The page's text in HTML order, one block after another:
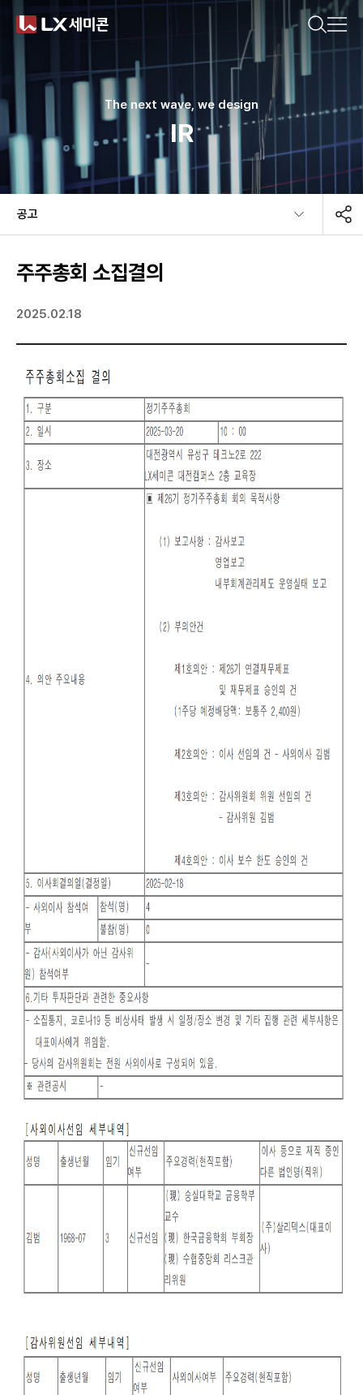
KRENCN(简体)CN(繁體)
기업소개
제품소개
지속가능경영
궁금한 내용을 검색해보세요.
#DDI
#Timing Controller
#MCU
#Motor IC
#Ceramic Substrate
최근 검색어
The next wave, we design
IR
공고​
주주총회 소집결의
2025.02.18